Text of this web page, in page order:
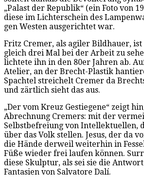
„Palast der Republik“ (ein Foto von
diese im Lichterschein des
gen Westen ausgerichtet war.
Fritz Cremer, als agiler Bildhauer,
gleich drei Mal bei der Arbeit zu
lichtete ihn in den 80er Jahren ab.
Atelier, an der Brecht-Plastik
Spachtel streichelt Cremer da
und zärtlich sieht das aus.
„Der vom Kreuz Gestiegene“ zeigt
Abrechnung Cremers: mit der
Selbstbefreiung von Intellektuellen,
über das Volk stellen. Jesus, der da
die Hände derweil weiterhin in
Füße wieder frei laufen können.
diese Skulptur, als sei sie die
Fantasien von Salvatore Dalí.